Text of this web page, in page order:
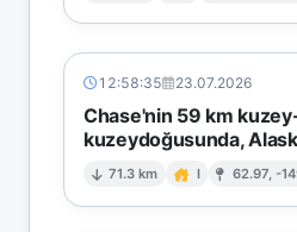
12:58:35 23.07.2026
Chase'nin 59 km
kuzeydoğusunda,
71.3 km I 62.97, -